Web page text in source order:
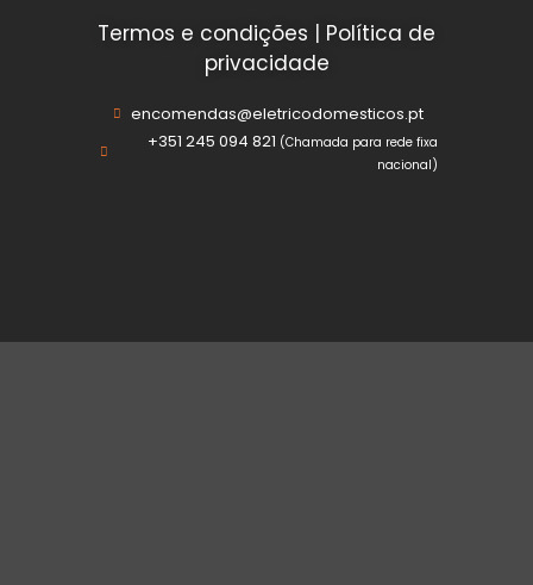
Termos e condições | Política de
privacidade
encomendas@eletricodomesticos.pt
+351 245 094 821 (Chamada para rede fixa
nacional)